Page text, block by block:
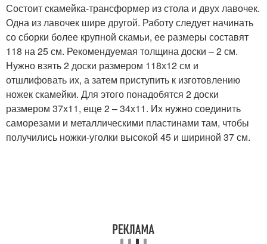
Состоит скамейка-трансформер из стола и двух лавочек.
Одна из лавочек шире другой. Работу следует начинать
со сборки более крупной скамьи, ее размеры составят
118 на 25 см. Рекомендуемая толщина доски – 2 см.
Нужно взять 2 доски размером 118х12 см и
отшлифовать их, а затем приступить к изготовлению
ножек скамейки. Для этого понадобятся 2 доски
размером 37х11, еще 2 – 34х11. Их нужно соединить
саморезами и металлическими пластинами там, чтобы
получились ножки-уголки высокой 45 и шириной 37 см.